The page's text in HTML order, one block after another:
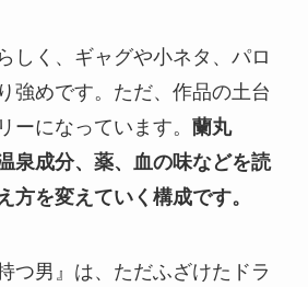
しく、ギャグや小ネタ、パロ
強めです。ただ、作品の土台
ーになっています。 蘭丸
泉成分、薬、血の味などを読
方を変えていく構成です。
つ男』は、ただふざけたドラ